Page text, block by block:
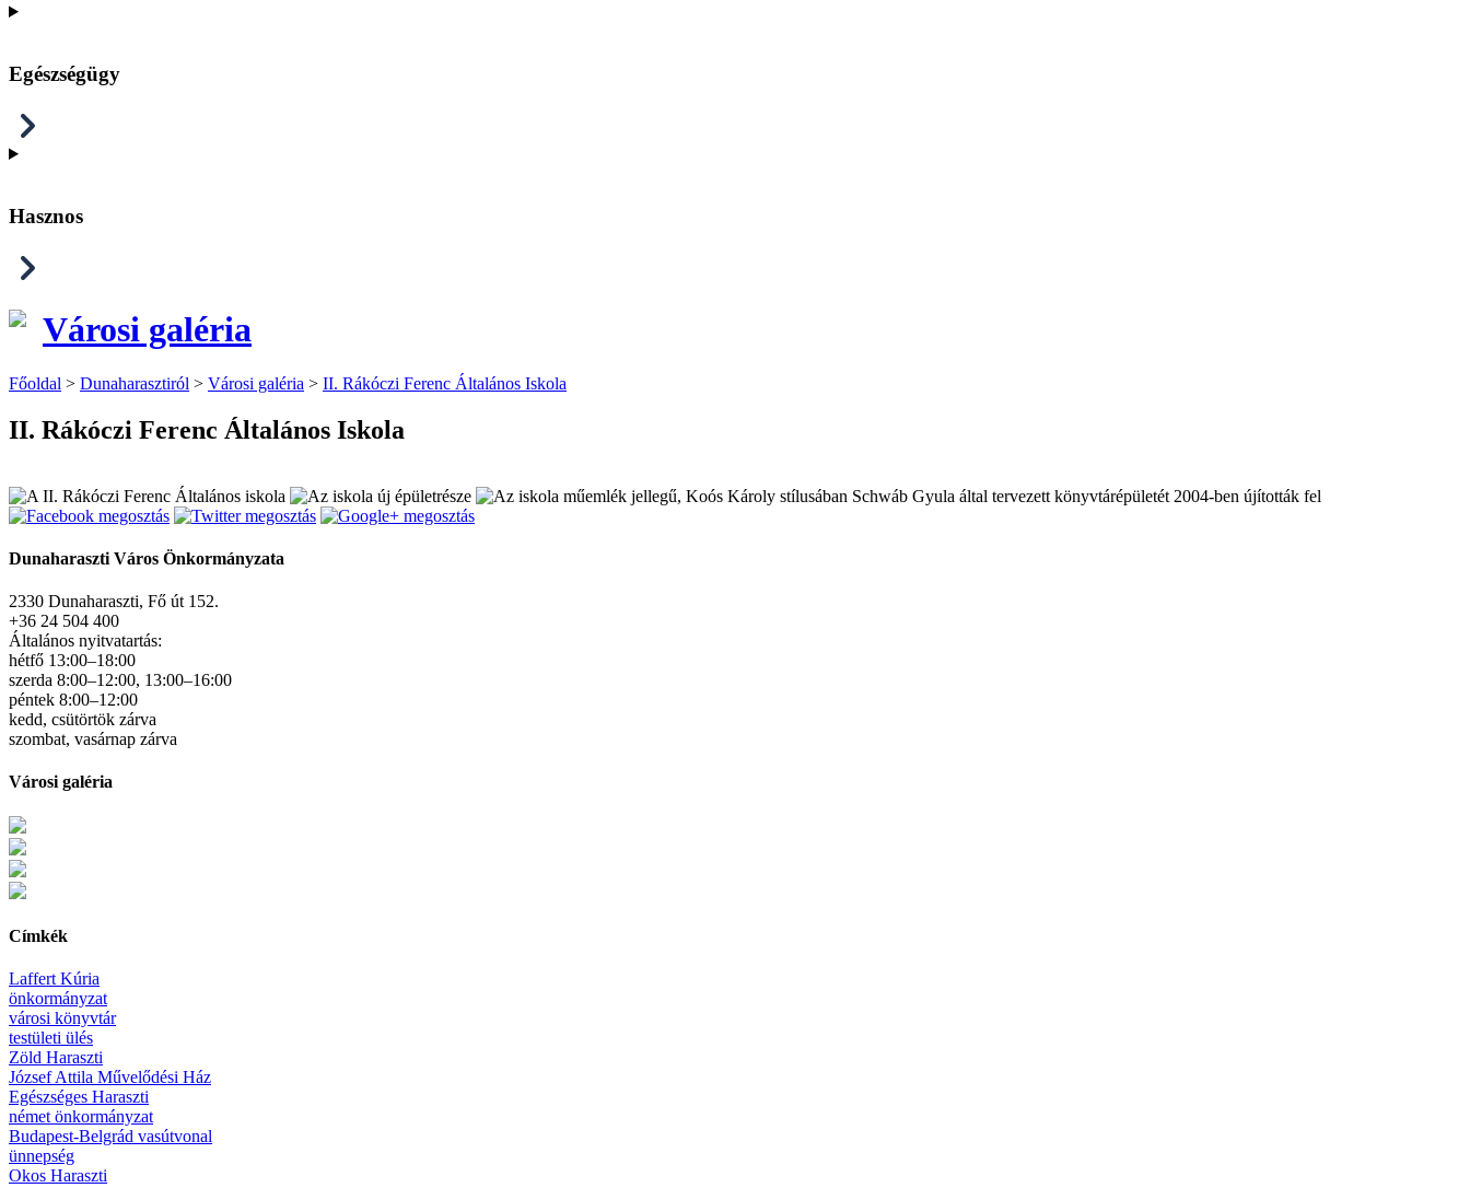
Egészségügy
Hasznos
Városi galéria
Főoldal > Dunaharasztiról > Városi galéria > II. Rákóczi Ferenc Általános Iskola
II. Rákóczi Ferenc Általános Iskola
Dunaharaszti Város Önkormányzata
2330 Dunaharaszti, Fő út 152.
+36 24 504 400
Általános nyitvatartás:
hétfő 13:00–18:00
szerda 8:00–12:00, 13:00–16:00
péntek 8:00–12:00
kedd, csütörtök zárva
szombat, vasárnap zárva
Városi galéria
Címkék
Laffert Kúria
önkormányzat
városi könyvtár
testületi ülés
Zöld Haraszti
József Attila Művelődési Ház
Egészséges Haraszti
német önkormányzat
Budapest-Belgrád vasútvonal
ünnepség
Okos Haraszti